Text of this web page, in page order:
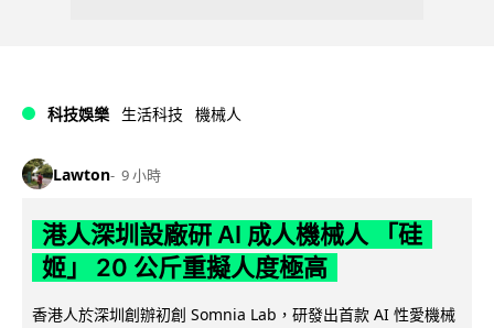
科技娛樂 生活科技 機械人
Lawton 9 小時
港人深圳設廠研 AI 成人機械人 「硅
姬」 20 公斤重擬人度極高
香港人於深圳創辦初創 Somnia Lab，研發出首款 AI 性愛機械